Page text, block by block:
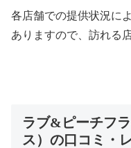
各店舗での提供状況に
ありますので、訪れる
ラブ&ピーチフ
ス）の口コミ・